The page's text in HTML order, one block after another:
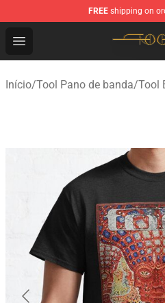
FREE shipping on
Open menu
Tool Store - Official Tool
Início/Tool Pano de banda/Tool